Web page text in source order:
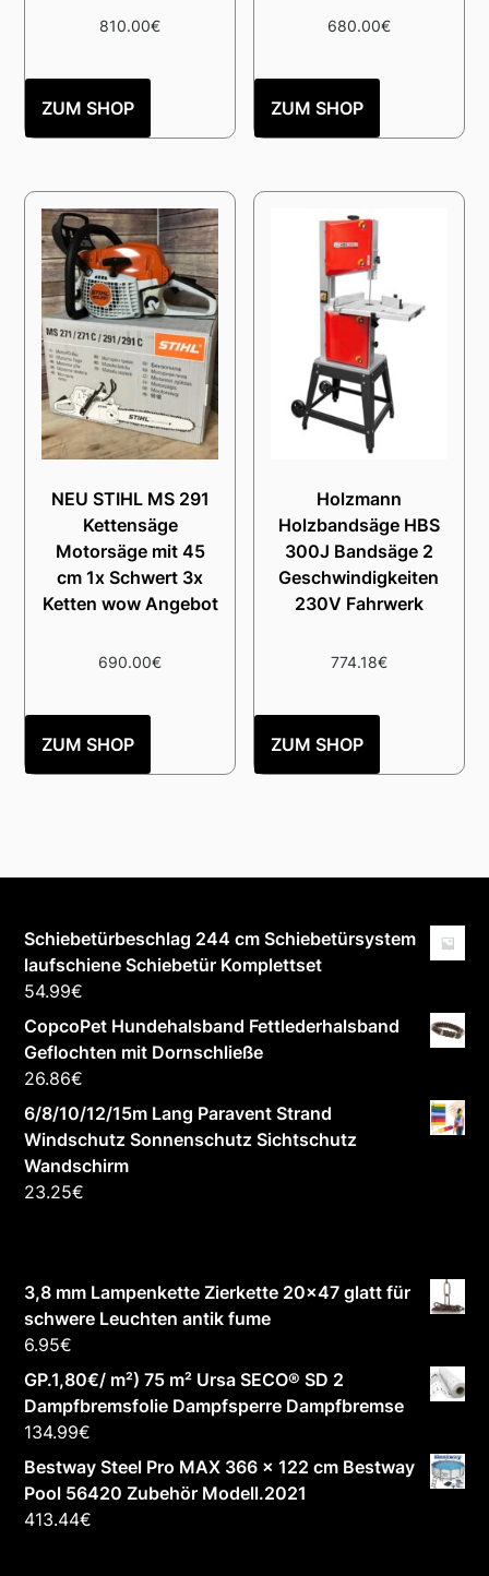
810.00€
ZUM SHOP
680.00€
ZUM SHOP
NEU STIHL MS 291
Kettensäge
Motorsäge mit 45
cm 1x Schwert 3x
Ketten wow Angebot
690.00€
ZUM SHOP
Holzmann
Holzbandsäge HBS
300J Bandsäge 2
Geschwindigkeiten
230V Fahrwerk
774.18€
ZUM SHOP
Schiebetürbeschlag 244 cm Schiebetürsystem
laufschiene Schiebetür Komplettset
54.99€
CopcoPet Hundehalsband Fettlederhalsband
Geflochten mit Dornschließe
26.86€
6/8/10/12/15m Lang Paravent Strand
Windschutz Sonnenschutz Sichtschutz
Wandschirm
23.25€
3,8 mm Lampenkette Zierkette 20x47 glatt für
schwere Leuchten antik fume
6.95€
GP.1,80€/ m²) 75 m² Ursa SECO® SD 2
Dampfbremsfolie Dampfsperre Dampfbremse
134.99€
Bestway Steel Pro MAX 366 x 122 cm Bestway
Pool 56420 Zubehör Modell.2021
413.44€